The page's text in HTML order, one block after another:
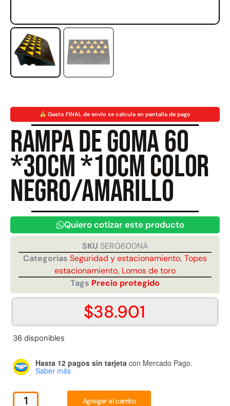
Gasto FINAL de envío se calcula en pantalla de pago
Rampa de goma 60
*30cm *10cm color
negro/amarillo
Quiero cotizar este producto
SKU SERG600NA
Categorías Seguridad y estacionamiento, Topes
estacionamiento, Lomos de toro
Tags Precio protegido
$38.901
36 disponibles
Hasta 12 pagos sin tarjeta con Mercado Pago.
Saber más
Agregar al carrito
Juego Modular 40
QplayGround
4.859.984
Leer más
Juego Modular 25
QplayGround
9.558.557
$ 4.790.000
Agregar al carrito
$4.507.990
Leer más
4.415.700
Leer más